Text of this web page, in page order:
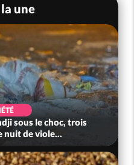
une
sous le choc, trois
nuit de viole...